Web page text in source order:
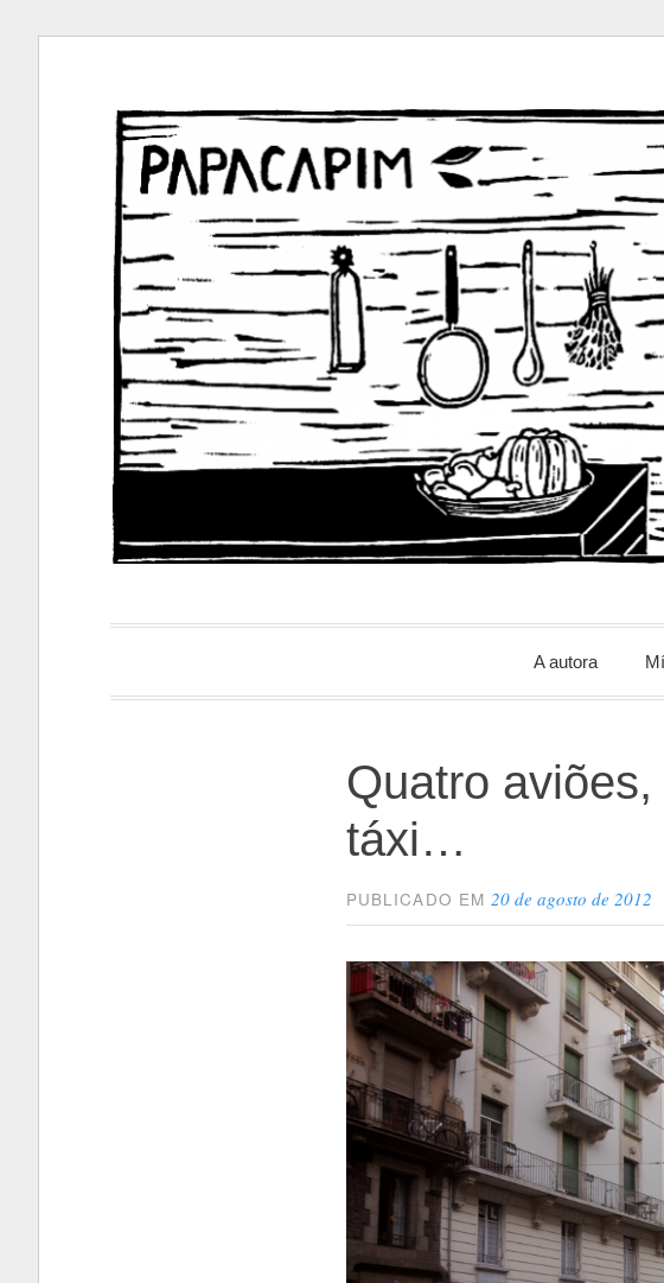
conteúdo
PapacapimA autora
Quatro
táxi…
PUBLICADO EM20 de agosto de 2012